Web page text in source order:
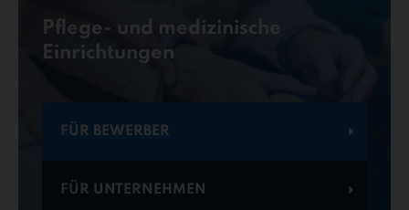
Pflege- und medizinische
Einrichtungen
FÜR BEWERBER
FÜR UNTERNEHMEN